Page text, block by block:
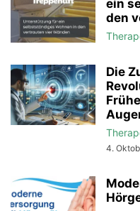
ein
den
Die
4.